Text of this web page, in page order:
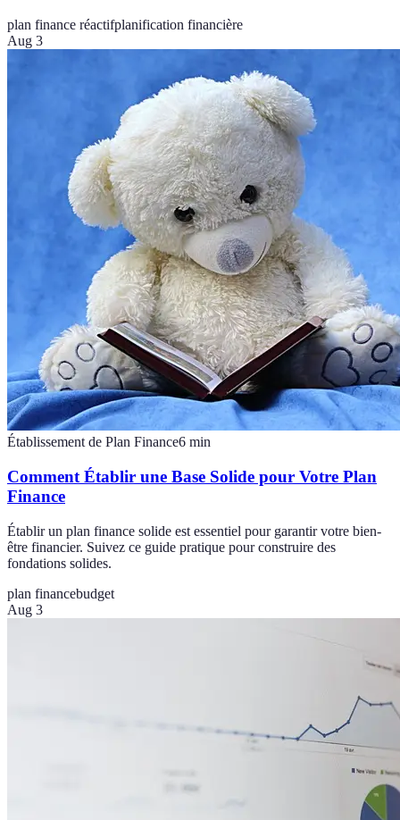
plan finance réactifplanification financière
Aug 3
Établissement de Plan Finance6 min
Comment Établir une Base Solide pour Votre Plan
Finance
Établir un plan finance solide est essentiel pour garantir votre bien-
être financier. Suivez ce guide pratique pour construire des
fondations solides.
plan financebudget
Aug 3